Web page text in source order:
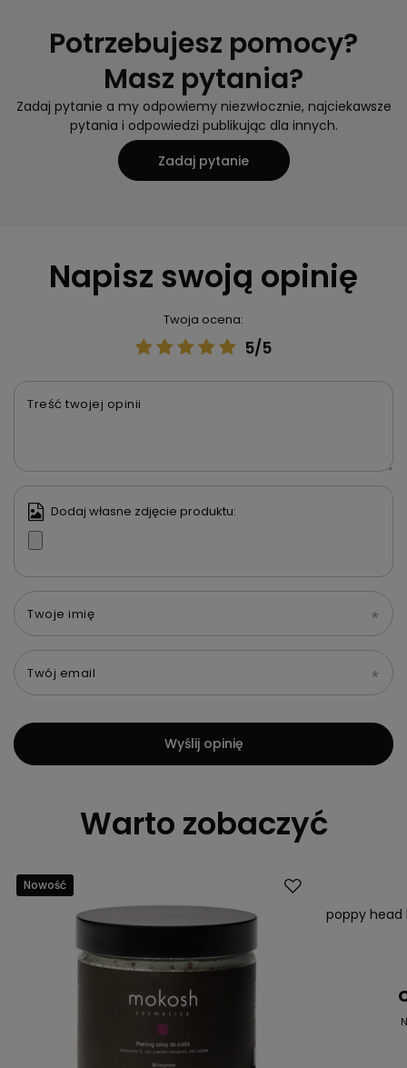
Potrzebujesz pomocy?
Masz pytania?
Zadaj pytanie a my odpowiemy niezwłocznie, najciekawsze
pytania i odpowiedzi publikując dla innych.
Zadaj pytanie
Napisz swoją opinię
Twoja ocena:
5/5
Treść twojej opinii
Dodaj własne zdjęcie produktu:
Twoje imię
Twój email
Wyślij opinię
Warto zobaczyć
Nowość
Nowość
poppy head